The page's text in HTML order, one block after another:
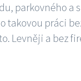
parkovného a
takovou práci
Levněji a bez